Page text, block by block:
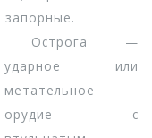
запорные.
Острога —
ударное или
метательное
орудие с